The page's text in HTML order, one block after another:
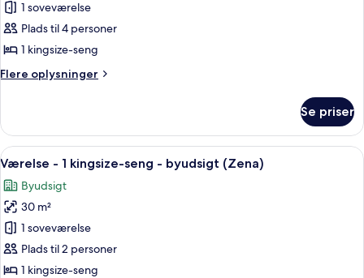
af
Suite
-
1
kingsize-
(Zena)
1 soveværelse
Plads til 4 personer
1 kingsize-seng
Flere oplysninger
Flere
-
kingsize-
(Zena)
Se priser
Indlæs
alle
billeder
af
Værelse
-
1
Et moderne hotelværelse med seng,
7
Værelse - 1 kingsize-seng - byudsigt (Zena)
Byudsigt
30 m²
1 soveværelse
Plads til 2 personer
1 kingsize-seng